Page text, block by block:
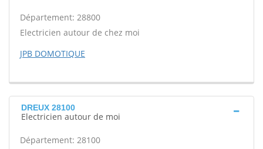
Département: 28800
Electricien autour de chez moi
JPB DOMOTIQUE
DREUX 28100
Electricien autour de moi
Département: 28100